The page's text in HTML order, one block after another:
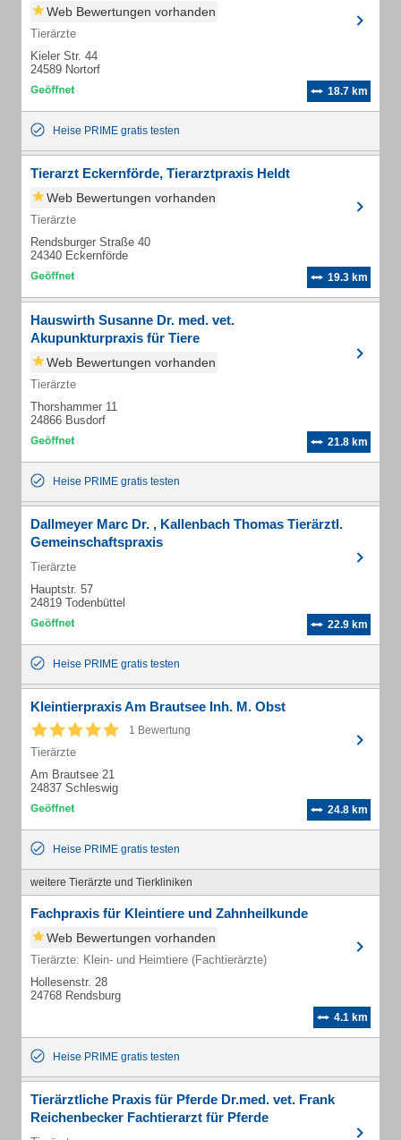
Web Bewertungen vorhanden
Tierärzte
Kieler Str. 44
24589 Nortorf
18.7 km
Heise PRIME gratis testen
Tierarzt Eckernförde, Tierarztpraxis Heldt
Web Bewertungen vorhanden
Tierärzte
Rendsburger Straße 40
24340 Eckernförde
19.3 km
Hauswirth Susanne Dr. med. vet.
Akupunkturpraxis für Tiere
Web Bewertungen vorhanden
Tierärzte
Thorshammer 11
24866 Busdorf
21.8 km
Heise PRIME gratis testen
Dallmeyer Marc Dr. , Kallenbach Thomas Tierärztl.
Gemeinschaftspraxis
Tierärzte
Hauptstr. 57
24819 Todenbüttel
22.9 km
Heise PRIME gratis testen
Kleintierpraxis Am Brautsee Inh. M. Obst
1 Bewertung
Tierärzte
Am Brautsee 21
24837 Schleswig
24.8 km
Heise PRIME gratis testen
weitere Tierärzte und Tierkliniken
Fachpraxis für Kleintiere und Zahnheilkunde
Web Bewertungen vorhanden
Tierärzte: Klein- und Heimtiere (Fachtierärzte)
Hollesenstr. 28
24768 Rendsburg
4.1 km
Heise PRIME gratis testen
Tierärztliche Praxis für Pferde Dr.med. vet. Frank
Reichenbecker Fachtierarzt für Pferde